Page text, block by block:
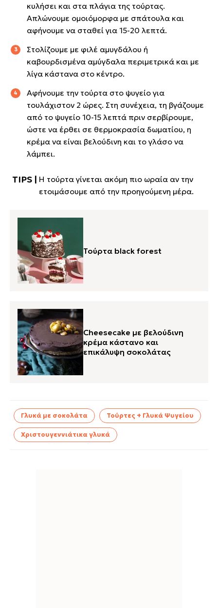
κυλήσει και στα πλάγια της τούρτας.
Απλώνουμε ομοιόμορφα με σπάτουλα και
αφήνουμε να σταθεί για 15-20 λεπτά.
Στολίζουμε με φιλέ αμυγδάλου ή
καβουρδισμένα αμύγδαλα περιμετρικά και με
λίγα κάστανα στο κέντρο.
Αφήνουμε την τούρτα στο ψυγείο για
τουλάχιστον 2 ώρες. Στη συνέχεια, τη βγάζουμε
από το ψυγείο 10-15 λεπτά πριν σερβίρουμε,
ώστε να έρθει σε θερμοκρασία δωματίου, η
κρέμα να είναι βελούδινη και το γλάσο να
λάμπει.
Η τούρτα γίνεται ακόμη πιο ωραία αν την
ετοιμάσουμε από την προηγούμενη μέρα.
Τούρτα black forest
Cheesecake με βελούδινη
κρέμα κάστανο και
επικάλυψη σοκολάτας
Γλυκά με σοκολάτα Τούρτες + Γλυκά Ψυγείου
Χριστουγεννιάτικα γλυκά